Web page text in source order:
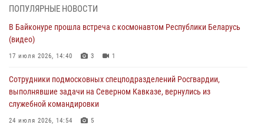
подозреваемые в организации незаконной миграции и
изготовлении поддельных документов (видео)
05 августа 2026, 15:48
Сотрудники спецподразделения подмосковного главка Росгвардии
отработали навыки огневой подготовки на комплексных учениях
04 августа 2026, 12:21
ПОПУЛЯРНЫЕ НОВОСТИ
В Байконуре прошла встреча с космонавтом Республики Беларусь
(видео)
17 июля 2026, 14:40 3 1
Сотрудники подмосковных спецподразделений Росгвардии,
выполнявшие задачи на Северном Кавказе, вернулись из
служебной командировки
24 июля 2026, 14:54 5